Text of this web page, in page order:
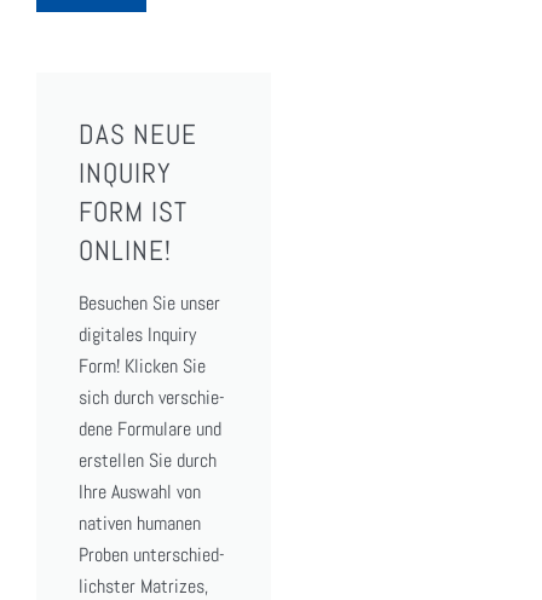
DAS NEUE
INQUIRY
FORM IST
ONLINE!
Besu­chen Sie unser
digi­ta­les Inquiry
Form! Kli­cken Sie
sich durch ver­schie­
de­ne For­mu­la­re und
erstel­len Sie durch
Ihre Aus­wahl von
nati­ven huma­nen
Pro­ben unter­schied­
lichs­ter Matri­zes,